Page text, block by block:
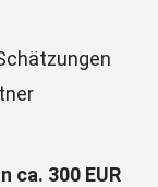
ca. 300 EUR